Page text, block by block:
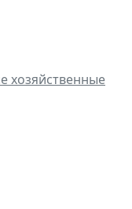
хозяйственные